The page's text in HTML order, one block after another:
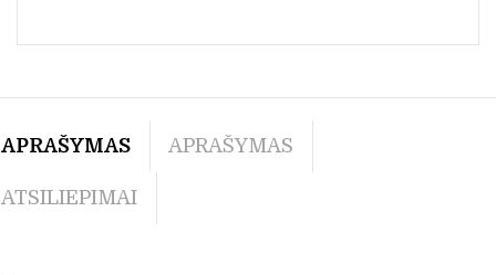
APRAŠYMAS APRAŠYMAS
ATSILIEPIMAI